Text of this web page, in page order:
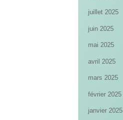
juillet 2025
juin 2025
mai 2025
avril 2025
mars 2025
février 2025
janvier 2025